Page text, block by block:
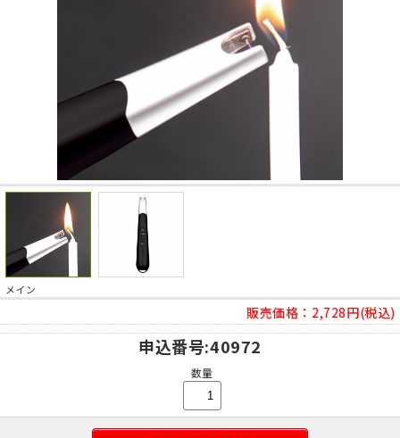
メイン
販売価格： 2,728円(税込)
申込番号:40972
数量